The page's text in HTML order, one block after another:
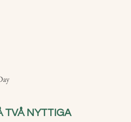
TVÅ NYTTIGA